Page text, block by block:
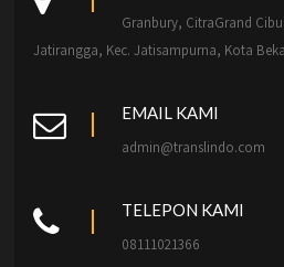
Granbury, CitraGrand
Jatirangga, Kec. Jatisampurna, Kota
EMAIL KAMI
admin@translindo.com
TELEPON KAMI
08111021366